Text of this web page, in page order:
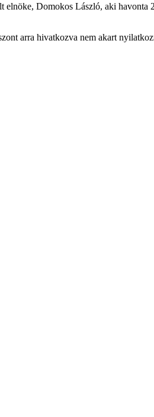
elnöke, Domokos László, aki havonta
arra hivatkozva nem akart